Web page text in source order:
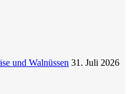
und Walnüssen 31. Juli 2026